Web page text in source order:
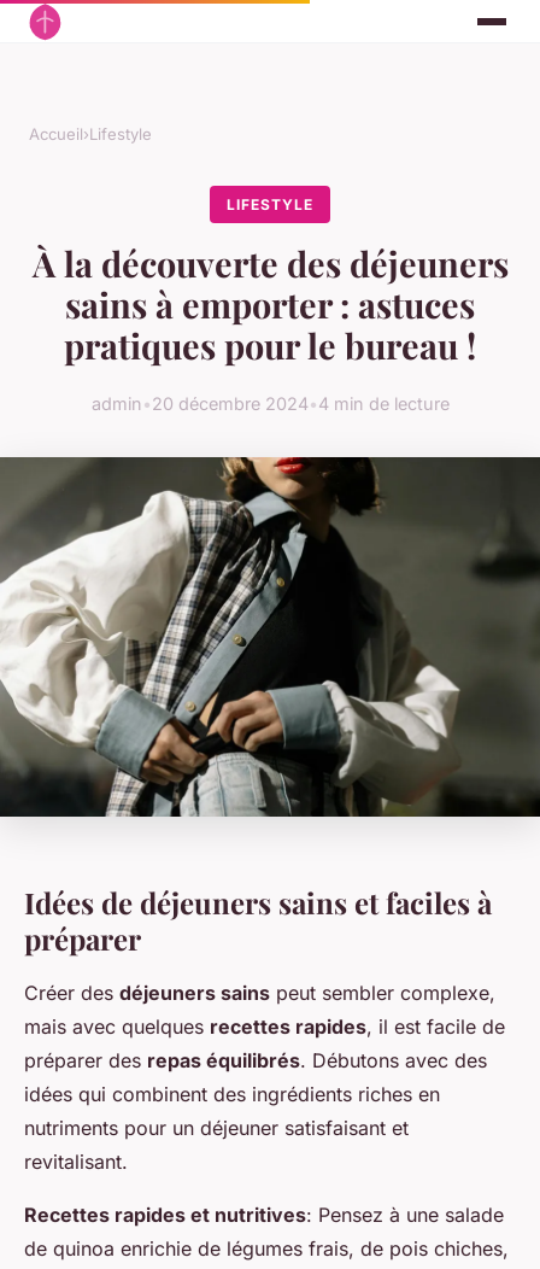
Accueil›Lifestyle
LIFESTYLE
À la découverte des déjeuners
sains à emporter : astuces
pratiques pour le bureau !
admin•20 décembre 2024•4 min de lecture
Idées de déjeuners sains et faciles à
préparer
Créer des déjeuners sains peut sembler complexe,
mais avec quelques recettes rapides, il est facile de
préparer des repas équilibrés. Débutons avec des
idées qui combinent des ingrédients riches en
nutriments pour un déjeuner satisfaisant et
revitalisant.
Recettes rapides et nutritives: Pensez à une salade
de quinoa enrichie de légumes frais, de pois chiches,